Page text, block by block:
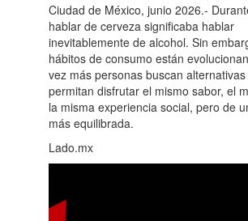
Ciudad de México, junio 2026.-
hablar de cerveza significaba hablar
inevitablemente de alcohol. Sin
hábitos de consumo están
vez más personas buscan
permitan disfrutar el mismo sabor, el
la misma experiencia social, pero de
más equilibrada.
Lado.mx